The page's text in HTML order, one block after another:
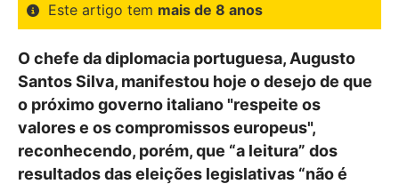
Este artigo tem mais de 8 anos
O chefe da diplomacia portuguesa, Augusto
Santos Silva, manifestou hoje o desejo de que
o próximo governo italiano "respeite os
valores e os compromissos europeus",
reconhecendo, porém, que “a leitura” dos
resultados das eleições legislativas “não é